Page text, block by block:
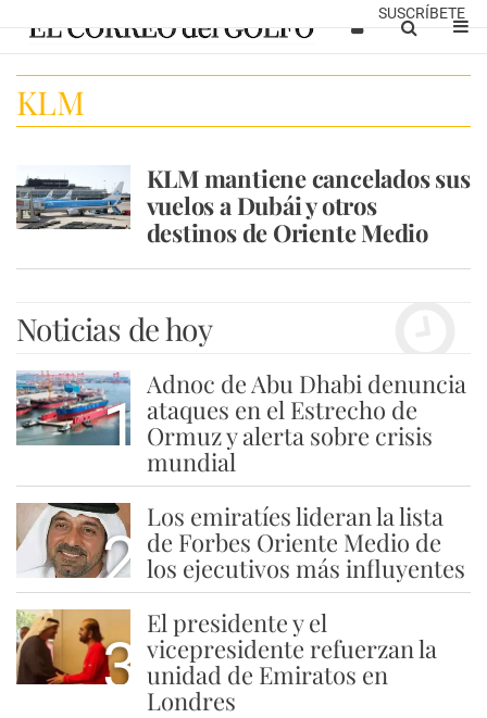
SUSCRÍBETE
KLM
KLM mantiene cancelados sus
vuelos a Dubái y otros
destinos de Oriente Medio
Noticias de hoy
1
Adnoc de Abu Dhabi denuncia
ataques en el Estrecho de
Ormuz y alerta sobre crisis
mundial
2
Los emiratíes lideran la lista
de Forbes Oriente Medio de
los ejecutivos más influyentes
3
El presidente y el
vicepresidente refuerzan la
unidad de Emiratos en
Londres